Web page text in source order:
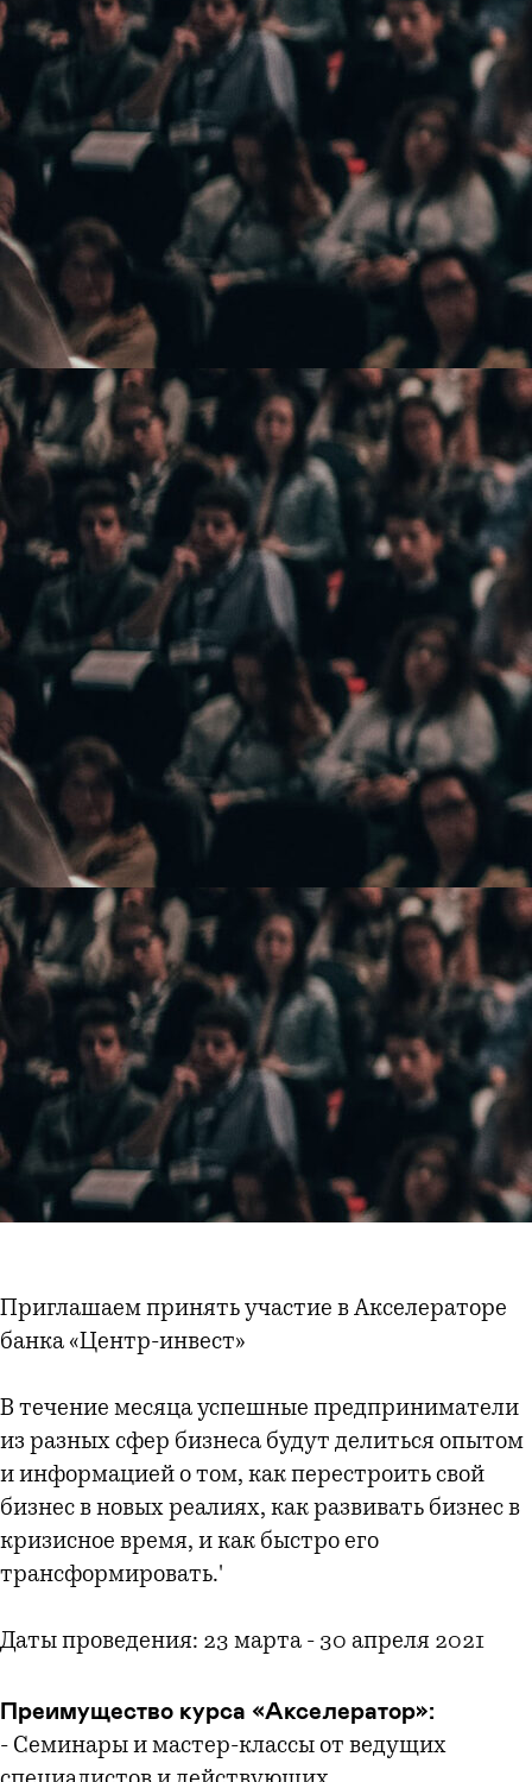
Приглашаем принять участие в Акселераторе
банка «Центр-инвест»
В течение месяца успешные предприниматели
из разных сфер бизнеса будут делиться опытом
и информацией о том, как перестроить свой
бизнес в новых реалиях, как развивать бизнес в
кризисное время, и как быстро его
трансформировать.'
Даты проведения: 23 марта - 30 апреля 2021
Преимущество курса «Акселератор»:
- Семинары и мастер-классы от ведущих